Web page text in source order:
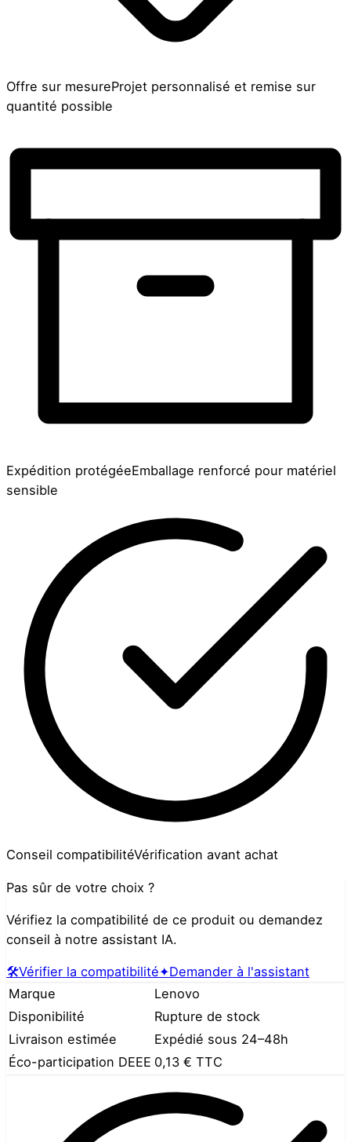
Offre sur mesureProjet personnalisé et remise sur
quantité possible
Expédition protégéeEmballage renforcé pour matériel
sensible
Conseil compatibilitéVérification avant achat
Pas sûr de votre choix ?
Vérifiez la compatibilité de ce produit ou demandez
conseil à notre assistant IA.
🛠️Vérifier la compatibilité✦Demander à l'assistant
Marque
Lenovo
Disponibilité
Rupture de stock
Livraison estimée
Expédié sous 24–48h
Éco-participation DEEE 0,13 € TTC